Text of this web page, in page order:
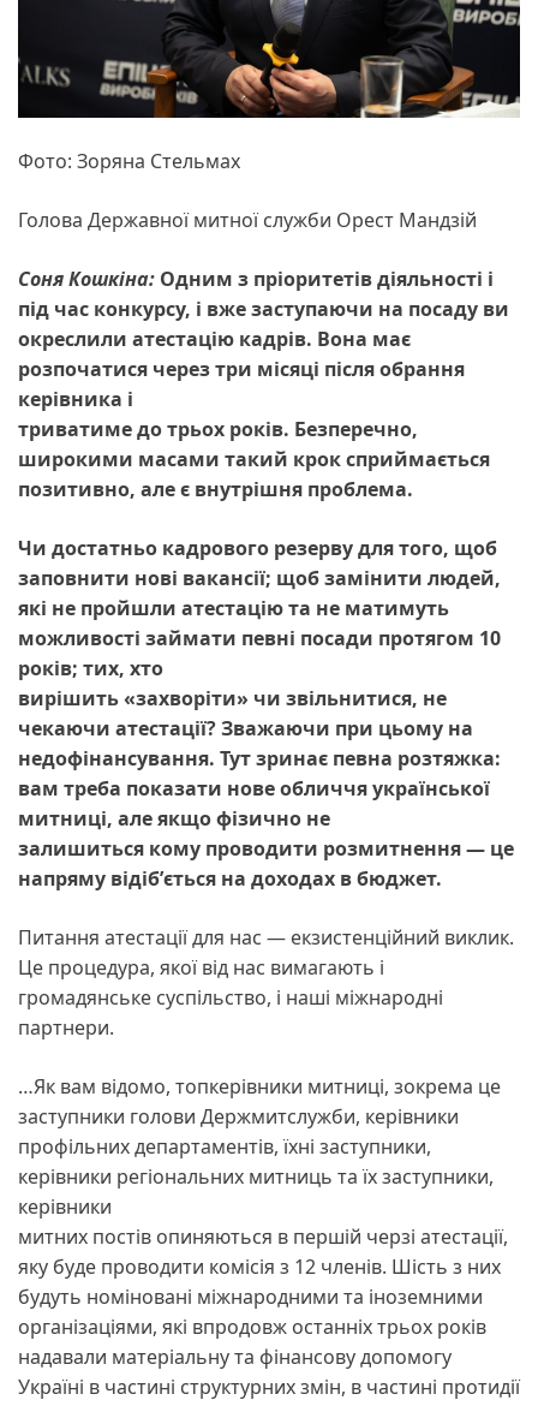
Фото: Зоряна Стельмах
Голова Державної митної служби Орест Мандзій
Соня Кошкіна: Одним з пріоритетів діяльності і
під час конкурсу, і вже заступаючи на посаду ви
окреслили атестацію кадрів. Вона має
розпочатися через три місяці після обрання
керівника і
триватиме до трьох років. Безперечно,
широкими масами такий крок сприймається
позитивно, але є внутрішня проблема.
Чи достатньо кадрового резерву для того, щоб
заповнити нові вакансії; щоб замінити людей,
які не пройшли атестацію та не матимуть
можливості займати певні посади протягом 10
років; тих, хто
вирішить «захворіти» чи звільнитися, не
чекаючи атестації? Зважаючи при цьому на
недофінансування. Тут зринає певна розтяжка:
вам треба показати нове обличчя української
митниці, але якщо фізично не
залишиться кому проводити розмитнення — це
напряму відібʼється на доходах в бюджет.
Питання атестації для нас — екзистенційний виклик.
Це процедура, якої від нас вимагають і
громадянське суспільство, і наші міжнародні
партнери.
…Як вам відомо, топкерівники митниці, зокрема це
заступники голови Держмитслужби, керівники
профільних департаментів, їхні заступники,
керівники регіональних митниць та їх заступники,
керівники
митних постів опиняються в першій черзі атестації,
яку буде проводити комісія з 12 членів. Шість з них
будуть номіновані міжнародними та іноземними
організаціями, які впродовж останніх трьох років
надавали матеріальну та фінансову допомогу
Україні в частині структурних змін, в частині протидії